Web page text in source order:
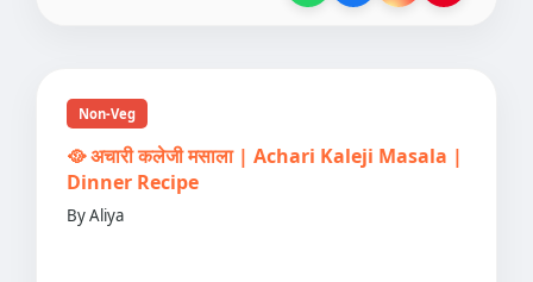
Non-Veg
🥘 अचारी कलेजी मसाला | Achari Kaleji Masala |
Dinner Recipe
By Aliya